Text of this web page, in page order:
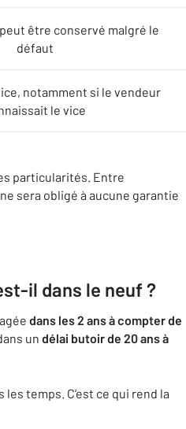
être conservé malgré le
défaut
notamment si le vendeur
le vice
particularités. Entre
sera obligé à aucune garantie
il dans le neuf ?
dans les 2 ans à compter de
un délai butoir de 20 ans à
temps. C’est ce qui rend la